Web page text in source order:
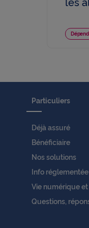
Particuliers
Déjà assuré
Bénéficiaire
Nos solutions
Info réglementée
Vie numérique
Questions,